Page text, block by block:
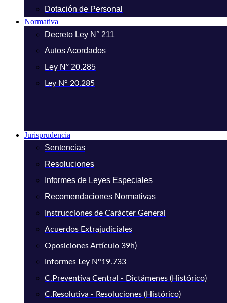
Dotación de Personal
Normativa
Decreto Ley N° 211
Autos Acordados
Ley N° 20.285
Ley N° 20.285
Jurisprudencia
Sentencias
Resoluciones
Informes de Leyes Especiales
Recomendaciones Normativas
Instrucciones de Carácter General
Acuerdos Extrajudiciales
Oposiciones Artículo 39h)
Informes Ley N°19.733
C.Preventiva Central - Dictámenes (Histórico)
C.Resolutiva - Resoluciones (Histórico)